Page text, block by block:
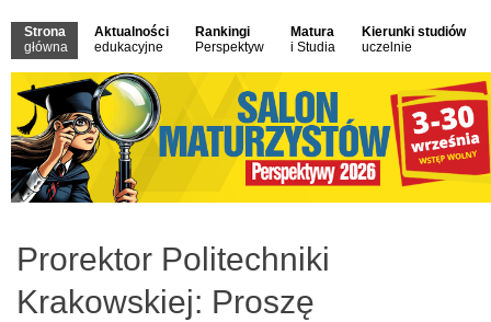
Strona
główna
Aktualności
edukacyjne
Rankingi
Perspektyw
Matura
i Studia
Kierunki studiów
uczelnie
Prorektor Politechniki
Krakowskiej: Proszę